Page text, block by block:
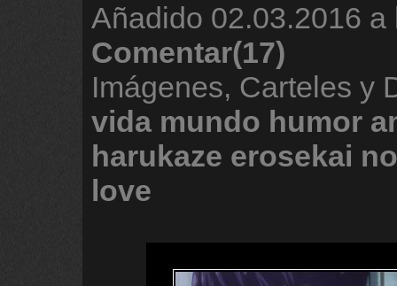
Añadido 02.03.2016 a
Comentar(17)
Imágenes, Carteles y
vida mundo humor
harukaze erosekai
love